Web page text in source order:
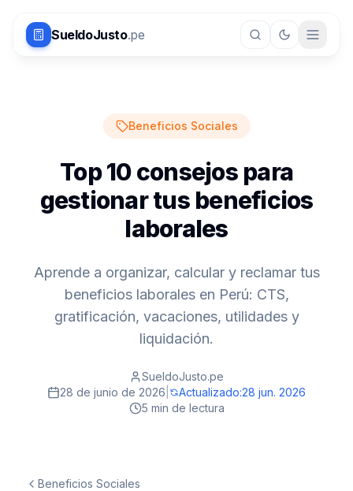
SueldoJusto.pe
Beneficios Sociales
Top 10 consejos para
gestionar tus beneficios
laborales
Aprende a organizar, calcular y reclamar tus
beneficios laborales en Perú: CTS,
gratificación, vacaciones, utilidades y
liquidación.
SueldoJusto.pe
28 de junio de 2026
Actualizado:28 jun. 2026
5 min de lectura
Beneficios Sociales